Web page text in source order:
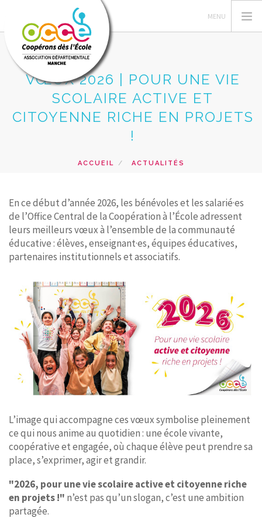
GERER SA COOPERATIVE
RESSOURCES PEDAGOGIQUES
ACCÈS RÉSERVÉ
RECHERCHER
CONTACT
VŒUX 2026 | POUR UNE VIE
SCOLAIRE ACTIVE ET
CITOYENNE RICHE EN PROJETS
!
ACCUEIL
ACTUALITÉS
En ce début d’année 2026, les bénévoles et les salarié·es
de l’Office Central de la Coopération à l’École adressent
leurs meilleurs vœux à l’ensemble de la communauté
éducative : élèves, enseignant·es, équipes éducatives,
partenaires institutionnels et associatifs.
L’image qui accompagne ces vœux symbolise pleinement
ce qui nous anime au quotidien : une école vivante,
coopérative et engagée, où chaque élève peut prendre sa
place, s’exprimer, agir et grandir.
"2026, pour une vie scolaire active et citoyenne riche
en projets !" n’est pas qu’un slogan, c’est une ambition
partagée.